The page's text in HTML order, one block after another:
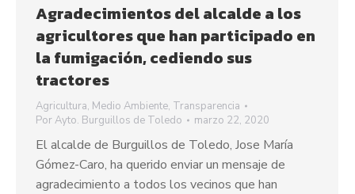
Agradecimientos del alcalde a los
agricultores que han participado en
la fumigación, cediendo sus
tractores
Agricultura, Medio Ambiente, Transparencia
PorAyto. Burguillos de Toledo marzo 22, 2020
El alcalde de Burguillos de Toledo, Jose María
Gómez-Caro, ha querido enviar un mensaje de
agradecimiento a todos los vecinos que han